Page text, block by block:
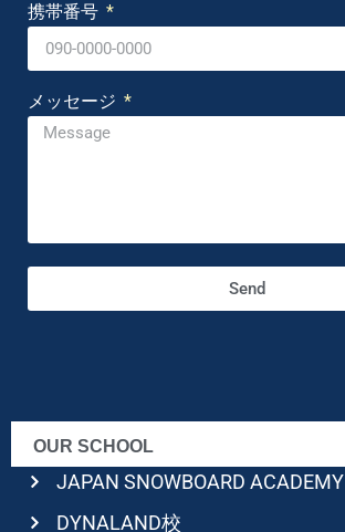
携帯番号
メッセージ
Send
OUR SCHOOL
JAPAN SNOWBOARD ACADEMY
DYNALAND校